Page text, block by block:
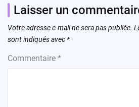
Laisser un
Votre adresse e-mail ne sera pas publiée.
sont indiqués avec *
Commentaire *